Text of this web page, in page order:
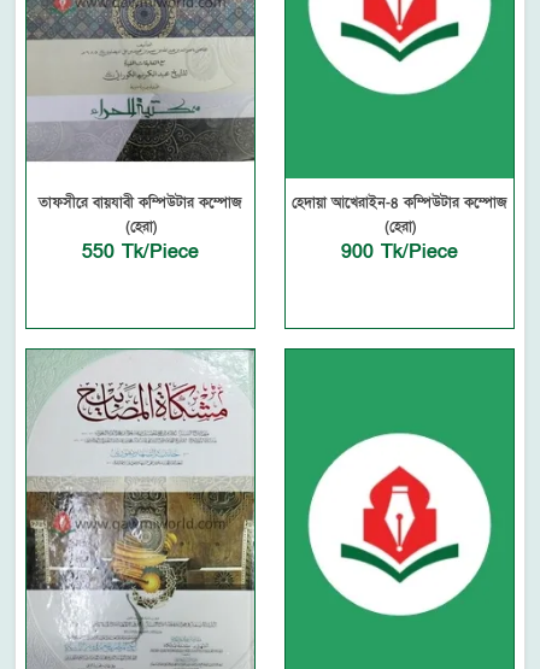
তাফসীরে বায়যাবী কম্পিউটার কম্পোজ
(হেরা)
550 Tk/Piece
হেদায়া আখেরাইন-৪ কম্পিউটার কম্পোজ
(হেরা)
900 Tk/Piece